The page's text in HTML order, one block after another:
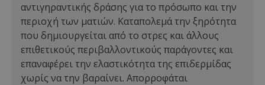
αντιγηραντικής δράσης για το πρόσωπο και την
περιοχή των ματιών. Καταπολεμά την ξηρότητα
που δημιουργείται από το στρες και άλλους
επιθετικούς περιβαλλοντικούς παράγοντες και
επαναφέρει την ελαστικότητα της επιδερμίδας
χωρίς να την βαραίνει. Απορροφάται